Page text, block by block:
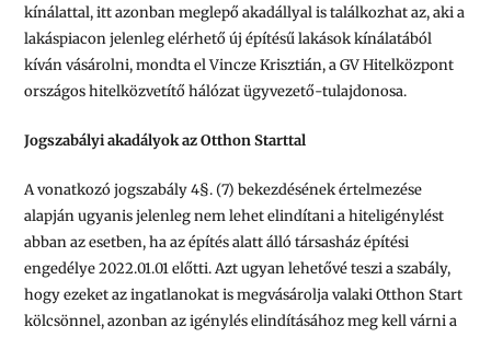
kínálattal, itt azonban meglepő akadállyal is találkozhat az, aki a
lakáspiacon jelenleg elérhető új építésű lakások kínálatából
kíván vásárolni, mondta el Vincze Krisztián, a GV Hitelközpont
országos hitelközvetítő hálózat ügyvezető-tulajdonosa.
Jogszabályi akadályok az Otthon Starttal
A vonatkozó jogszabály 4§. (7) bekezdésének értelmezése
alapján ugyanis jelenleg nem lehet elindítani a hiteligénylést
abban az esetben, ha az építés alatt álló társasház építési
engedélye 2022.01.01 előtti. Azt ugyan lehetővé teszi a szabály,
hogy ezeket az ingatlanokat is megvásárolja valaki Otthon Start
kölcsönnel, azonban az igénylés elindításához meg kell várni a